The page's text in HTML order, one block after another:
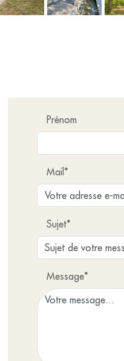
Prénom
Mail*
Sujet*
Message*